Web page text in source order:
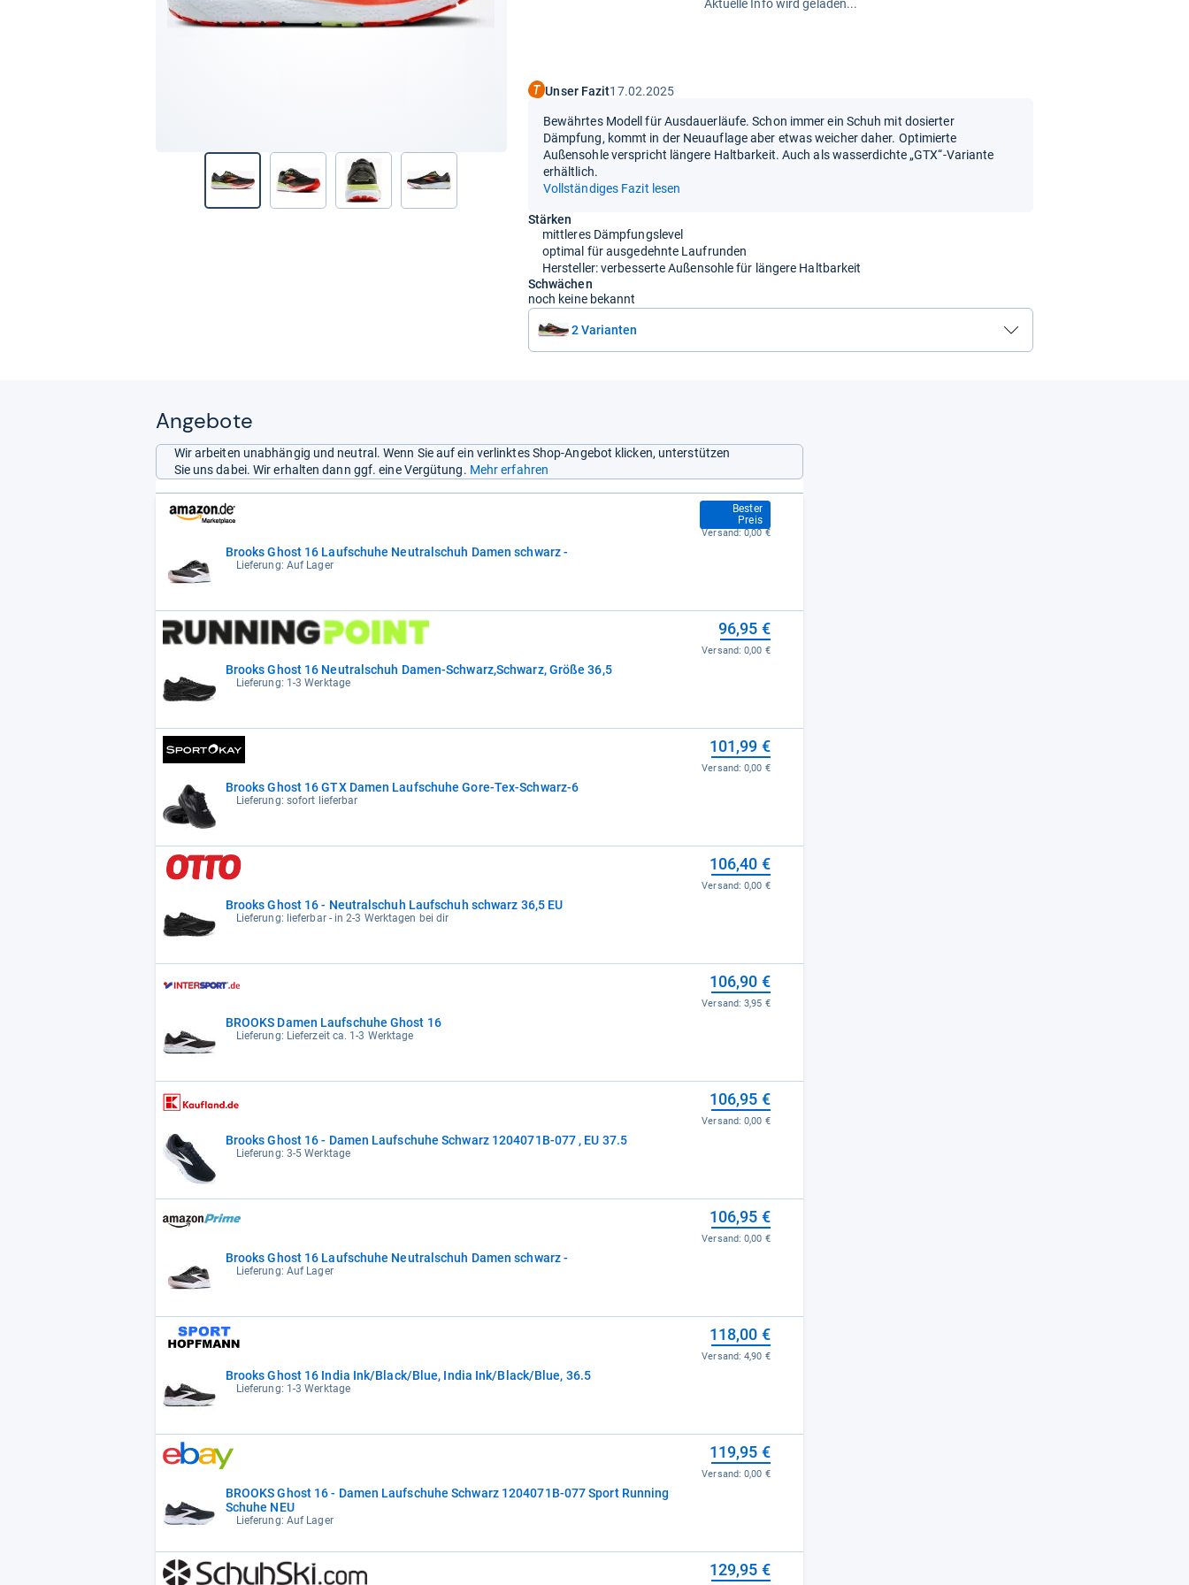
Aktuelle Info wird geladen...
Unser Fazit17.02.2025
Bewährtes Modell für Ausdauerläufe. Schon immer ein Schuh mit dosierter
Dämpfung, kommt in der Neuauflage aber etwas weicher daher. Optimierte
Außensohle verspricht längere Haltbarkeit. Auch als wasserdichte „GTX“-Variante
erhältlich.
Vollständiges Fazit lesen
Stärken
mittleres Dämpfungslevel
optimal für ausgedehnte Laufrunden
Hersteller: verbesserte Außensohle für längere Haltbarkeit
Schwächen
noch keine bekannt
2 Varianten
Angebote
Wir arbeiten unabhängig und neutral. Wenn Sie auf ein verlinktes Shop-Angebot klicken, unterstützen
Sie uns dabei. Wir erhalten dann ggf. eine Vergütung. Mehr erfahren
Brooks Ghost 16 Laufschuhe Neutralschuh Damen schwarz -
Lieferung: Auf Lager
Bester
Preis
93,17 €
Versand:0,00 €
Brooks Ghost 16 Neutralschuh Damen-Schwarz,Schwarz, Größe 36,5
Lieferung: 1-3 Werktage
96,95 €
Versand:0,00 €
Brooks Ghost 16 GTX Damen Laufschuhe Gore-Tex-Schwarz-6
Lieferung: sofort lieferbar
101,99 €
Versand:0,00 €
Brooks Ghost 16 - Neutralschuh Laufschuh schwarz 36,5 EU
Lieferung: lieferbar - in 2-3 Werktagen bei dir
106,40 €
Versand:0,00 €
BROOKS Damen Laufschuhe Ghost 16
Lieferung: Lieferzeit ca. 1-3 Werktage
106,90 €
Versand:3,95 €
Brooks Ghost 16 - Damen Laufschuhe Schwarz 1204071B-077 , EU 37.5
Lieferung: 3-5 Werktage
106,95 €
Versand:0,00 €
Brooks Ghost 16 Laufschuhe Neutralschuh Damen schwarz -
Lieferung: Auf Lager
106,95 €
Versand:0,00 €
Brooks Ghost 16 India Ink/Black/Blue, India Ink/Black/Blue, 36.5
Lieferung: 1-3 Werktage
118,00 €
Versand:4,90 €
BROOKS Ghost 16 - Damen Laufschuhe Schwarz 1204071B-077 Sport Running
Schuhe NEU
Lieferung: Auf Lager
119,95 €
Versand:0,00 €
129,95 €